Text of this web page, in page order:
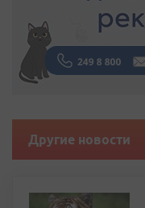
Другие новости